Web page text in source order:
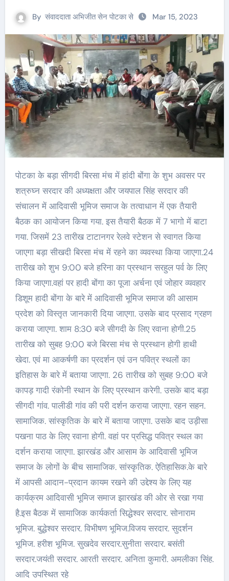
By संवाददाता अभिजीत सेन पोटका से Mar 15, 2023
पोटका के बड़ा सीगदी बिरसा मंच में हांदी बोंगा के शुभ अवसर पर
शत्रुघ्न सरदार की अध्यक्षता और जयपाल सिंह सरदार की
संचालन में आदिवासी भूमिज समाज के तत्वाधान में एक तैयारी
बैठक का आयोजन किया गया. इस तैयारी बैठक में 7 भागो में बाटा
गया. जिसमें 23 तारीख टाटानगर रेलवे स्टेशन से स्वागत किया
जाएगा बड़ा सीखदी बिरसा मंच में रहने का व्यवस्था किया जाएगा.24
तारीख को शुभ 9:00 बजे हरिना का प्रस्थान सरहुल पर्व के लिए
किया जाएगा.वहां पर हादी बोंगा का पूजा अर्चना एवं जोहार व्यवहार
डिशूम हादी बोंगा के बारे में आदिवासी भूमिज समाज की आसाम
प्रदेश को विस्तृत जानकारी दिया जाएगा. उसके बाद प्रसाद ग्रहण
कराया जाएगा. शाम 8:30 बजे सीगदी के लिए रवाना होगी.25
तारीख को सुबह 9:00 बजे बिरसा मंच से प्रस्थान होगी हाथी
खेदा. एवं मा आकर्षणी का प्रदर्शन एवं उन पवित्र स्थलों का
इतिहास के बारे में बताया जाएगा. 26 तारीख को सुबह 9:00 बजे
कापड़ गादी रंकोनी स्थान के लिए प्रस्थान करेगी. उसके बाद बड़ा
सीगदी गांव. पालीडी गांव की परी दर्शन कराया जाएगा. रहन सहन.
सामाजिक. सांस्कृतिक के बारे में बताया जाएगा. उसके बाद उड़ीसा
पखना पाठ के लिए रवाना होगी. वहां पर प्रसिद्ध पवित्र स्थल का
दर्शन कराया जाएगा. झारखंड और आसाम के आदिवासी भूमिज
समाज के लोगों के बीच सामाजिक. सांस्कृतिक. ऐतिहासिक.के बारे
में आपसी आदान-प्रदान कायम रखने की उद्देश्य के लिए यह
कार्यक्रम आदिवासी भूमिज समाज झारखंड की ओर से रखा गया
है.इस बैठक में सामाजिक कार्यकर्ता सिद्धेश्वर सरदार. सोनाराम
भूमिज. बुद्धेश्वर सरदार. विभीषण भूमिज.विजय सरदार. सुदर्शन
भूमिज. हरीश भूमिज. सुखदेव सरदार.सुनीता सरदार. बसंती
सरदार.जयंती सरदार. आरती सरदार. अनिता कुमारी. अमलीका सिंह.
आदि उपस्थित रहे